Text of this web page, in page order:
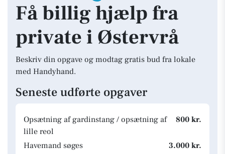
Få billig hjælp fra
private i Østervrå
Beskriv din opgave og modtag gratis bud fra lokale
med Handyhand.
Seneste udførte opgaver
Opsætning af gardinstang / opsætning af
lille reol
800 kr.
Havemand søges 3.000 kr.